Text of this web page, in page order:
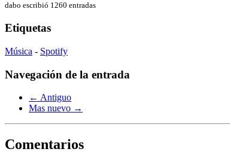
dabo escribió 1260 entradas
Etiquetas
Música - Spotify
Navegación de la entrada
← Antiguo
Mas nuevo →
Comentarios